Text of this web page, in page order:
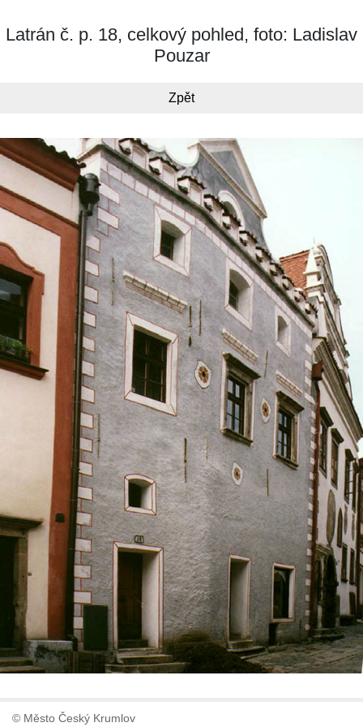
Latrán č. p. 18, celkový pohled, foto: Ladislav
Pouzar
Zpět
© Město Český Krumlov